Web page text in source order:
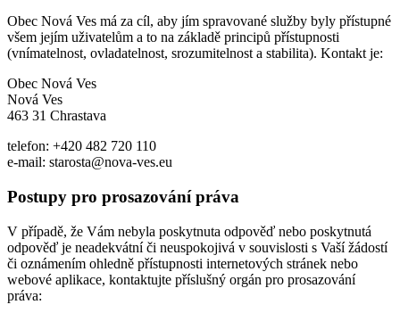
Obec Nová Ves má za cíl, aby jím spravované služby byly přístupné
všem jejím uživatelům a to na základě principů přístupnosti
(vnímatelnost, ovladatelnost, srozumitelnost a stabilita). Kontakt je:
Obec Nová Ves
Nová Ves
463 31 Chrastava
telefon: +420 482 720 110
e-mail: starosta@nova-ves.eu
Postupy pro prosazování práva
V případě, že Vám nebyla poskytnuta odpověď nebo poskytnutá
odpověď je neadekvátní či neuspokojivá v souvislosti s Vaší žádostí
či oznámením ohledně přístupnosti internetových stránek nebo
webové aplikace, kontaktujte příslušný orgán pro prosazování
práva: